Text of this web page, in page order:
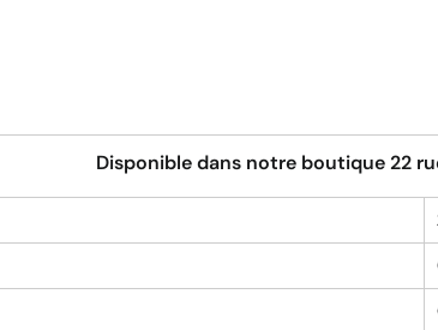
Disponible dans notre boutique 22